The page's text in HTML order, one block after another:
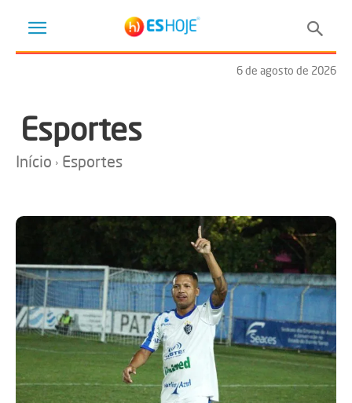
6 de agosto de 2026
Esportes
Início Esportes